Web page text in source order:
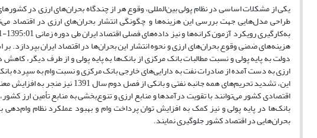
یکی از مشکلات اساسی در نظام پولی بین‌المللی، وقوع هر از چندگاه بحران‌های ارزی در
طراحی مدل‌هایی جهت بررسی این هزینه‌ها و چگونگی انتشار بحران‌های ارزی در اقتصاد
هزینه‌های ضمنی وقوع بحران‌های ارزی و نحوه انتشار این بحران‌ها در اقتصاد ایران
دولت به پایه پولی و نسبت مطالبات بانک مرکزی از بانک‌ها به پایه پولی و از طرف
ارزی به دست آمده از صادرات نفت به دارایی‌های خارجی بانک مرکزی و نسبت وام به سپرده
این، تشدید تحریم‌های همه جانبه
اقتصادی کشور می‌توانند با تقویت درآمدها و منابع ارزی و تنوع‌بخشی به منابع تأمین ارز
بانک‌ها در پایه پولی و نیز کمک به افزایش توان پرداخت وام و بهبود عملکرد نظام
بحران‌هایی در اقتصاد کشور جلوگیری نمایند.